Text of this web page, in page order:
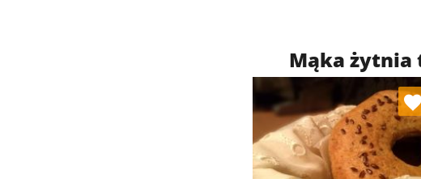
Mąka żytnia
Dodaj do
Wybierz